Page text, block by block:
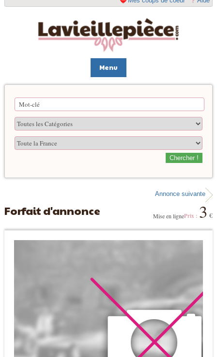
Menu
Chercher !
Annonce suivante
Forfait d'annonce Prix : 3 €
Mise en ligne